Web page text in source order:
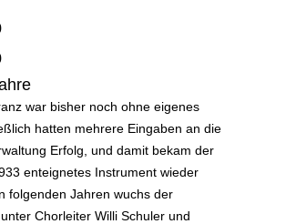
war bisher noch ohne eigenes
hatten mehrere Eingaben an die
Erfolg, und damit bekam der
enteignetes Instrument wieder
folgenden Jahren wuchs der
Chorleiter Willi Schuler und